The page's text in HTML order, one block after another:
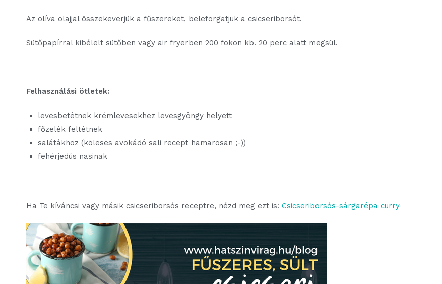
Az olíva olajjal összekeverjük a fűszereket, beleforgatjuk a csicseriborsót.
Sütőpapírral kibélelt sütőben vagy air fryerben 200 fokon kb. 20 perc alatt megsül.
Felhasználási ötletek:
levesbetétnek krémlevesekhez levesgyöngy helyett
főzelék feltétnek
salátákhoz (köleses avokádó sali recept hamarosan ;-))
fehérjedús nasinak
Ha Te kíváncsi vagy másik csicseriborsós receptre, nézd meg ezt is: Csicseriborsós-sárgarépa curry